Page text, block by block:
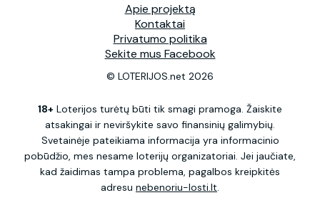
Apie projektą
Kontaktai
Privatumo politika
Sekite mus Facebook
© LOTERIJOS.net 2026
18+ Loterijos turėtų būti tik smagi pramoga. Žaiskite
atsakingai ir neviršykite savo finansinių galimybių.
Svetainėje pateikiama informacija yra informacinio
pobūdžio, mes nesame loterijų organizatoriai. Jei jaučiate,
kad žaidimas tampa problema, pagalbos kreipkitės
adresu nebenoriu-losti.lt